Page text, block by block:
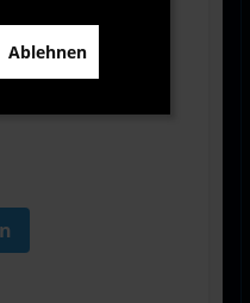
dass diese Website
erhebt.
Ablehnen